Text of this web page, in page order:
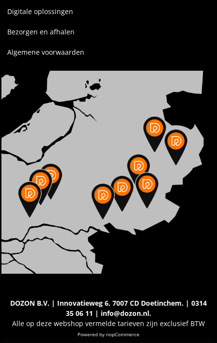
Digitale oplossingen
Bezorgen en afhalen
Algemene voorwaarden
DOZON B.V. | Innovatieweg 6, 7007 CD Doetinchem. | 0314
35 06 11 | info@dozon.nl.
Alle op deze webshop vermelde tarieven zijn exclusief BTW
Powered by nopCommerce